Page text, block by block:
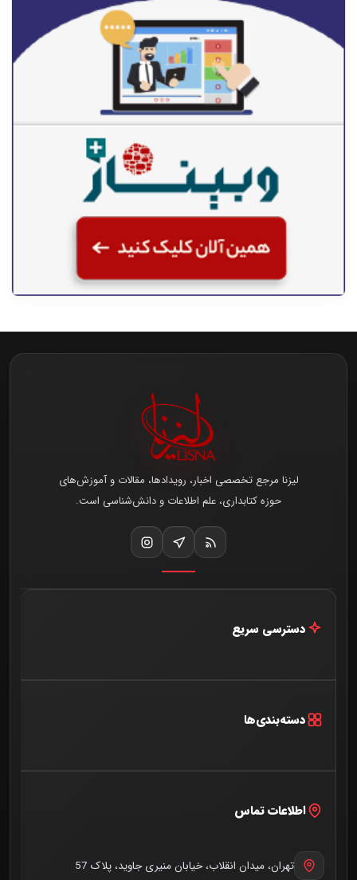
لیزنا مرجع تخصصی اخبار، رویدادها، مقالات و آموزش‌های
حوزه کتابداری، علم اطلاعات و دانش‌شناسی است.
دسترسی سریع
خانه
اخبار و مقالات
خبرنامه
میزکار
دسته‌بندی‌ها
آخرین اخبار
گفتگو
نیش و نوش
اطلاعات تماس
تهران، میدان انقلاب، خیابان منیری جاوید، پلاک 57